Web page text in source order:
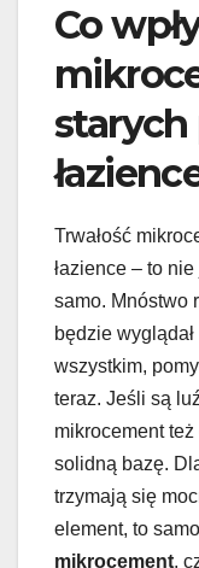
Co
starych
Trwałość
łazience – to
samo. Mnóstwo
będzie
wszystkim,
teraz. Jeśli są
mikrocement
solidną bazę.
trzymają się
element, to samo
mikrocement,